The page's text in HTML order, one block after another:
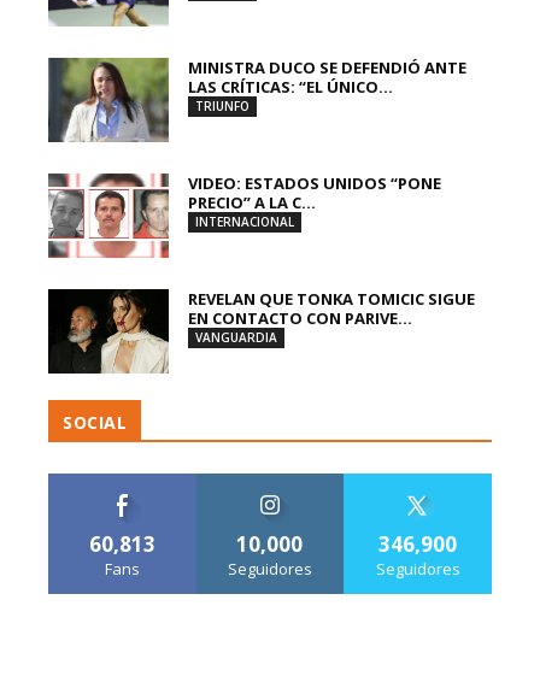
MINISTRA DUCO SE DEFENDIÓ ANTE
LAS CRÍTICAS: “EL ÚNICO...
TRIUNFO
VIDEO: ESTADOS UNIDOS “PONE
PRECIO” A LA C...
INTERNACIONAL
REVELAN QUE TONKA TOMICIC SIGUE
EN CONTACTO CON PARIVE...
VANGUARDIA
SOCIAL
60,813
Fans
10,000
Seguidores
346,900
Seguidores